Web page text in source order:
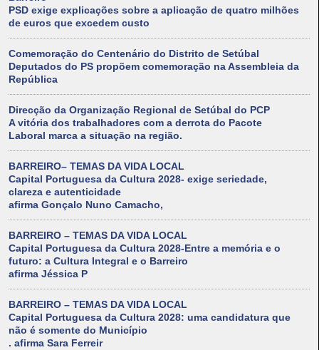
PSD exige explicações sobre a aplicação de quatro milhões
de euros que excedem custo
Comemoração do Centenário do Distrito de Setúbal
Deputados do PS propõem comemoração na Assembleia da
República
Direcção da Organização Regional de Setúbal do PCP
A vitória dos trabalhadores com a derrota do Pacote
Laboral marca a situação na região.
BARREIRO– TEMAS DA VIDA LOCAL
Capital Portuguesa da Cultura 2028- exige seriedade,
clareza e autenticidade
afirma Gonçalo Nuno Camacho,
BARREIRO – TEMAS DA VIDA LOCAL
Capital Portuguesa da Cultura 2028-Entre a memória e o
futuro: a Cultura Integral e o Barreiro
afirma Jéssica P
BARREIRO – TEMAS DA VIDA LOCAL
Capital Portuguesa da Cultura 2028: uma candidatura que
não é somente do Município
. afirma Sara Ferreir